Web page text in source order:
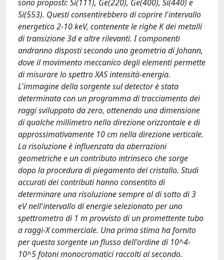
sono proposti: Si(111), Ge(220), Ge(400), Si(440) e
Si(553). Questi consentirebbero di coprire l'intervallo
energetico 2-10 keV, contenente le righe K dei metalli
di transizione 3d e altre rilevanti. I componenti
andranno disposti secondo una geometria di Johann,
dove il movimento meccanico degli elementi permette
di misurare lo spettro XAS intensità-energia.
L'immagine della sorgente sul detector è stata
determinata con un programma di tracciamento dei
raggi sviluppato da zero, ottenendo una dimensione
di qualche millimetro nella direzione orizzontale e di
approssimativamente 10 cm nella direzione verticale.
La risoluzione è influenzata da aberrazioni
geometriche e un contributo intrinseco che sorge
dopo la procedura di piegamento del cristallo. Studi
accurati dei contributi hanno consentito di
determinare una risoluzione sempre al di sotto di 3
eV nell'intervallo di energie selezionato per uno
spettrometro di 1 m provvisto di un promettente tubo
a raggi-X commerciale. Una prima stima ha fornito
per questa sorgente un flusso dell'ordine di 10^4-
10^5 fotoni monocromatici raccolti al secondo.